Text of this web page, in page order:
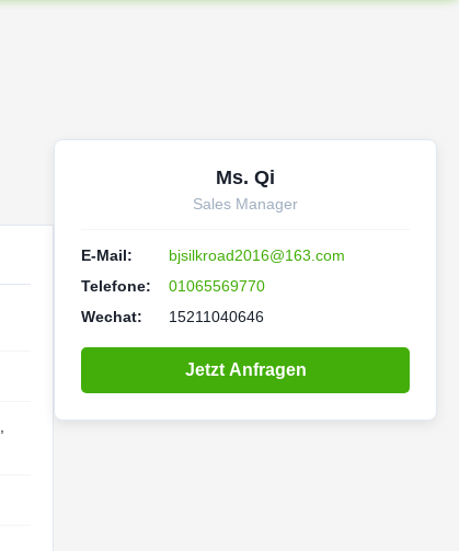
Ms. Qi
Sales Manager
E-Mail:
bjsilkroad2016@163.com
Telefone:
01065569770
Wechat:
15211040646
Jetzt Anfragen